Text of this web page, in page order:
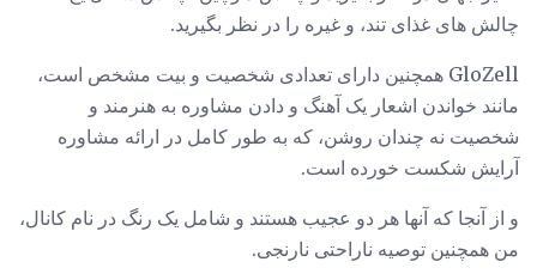
چالش های غذای تند، و غیره را در نظر بگیرید.
GloZell همچنین دارای تعدادی شخصیت و بیت مشخص است،
مانند خواندن اشعار یک آهنگ و دادن مشاوره به هنرمند و
شخصیت نه چندان روشن، که به طور کامل در ارائه مشاوره
آرایش شکست خورده است.
و از آنجا که آنها هر دو عجیب هستند و شامل یک رنگ در نام کانال،
من همچنین توصیه ناراحتی نارنجی.